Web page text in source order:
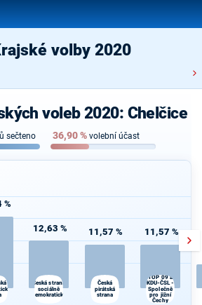
volby 2020
voleb 2020: Chelčice
sečteno 36,90% volební účast
%
12,63 %
Česká strana
sociálně
demokratická
11,57 %
Česká
pirátská
strana
11,57 %
TOP 09 a
KDU-ČSL -
Společně
pro jižní
Čechy